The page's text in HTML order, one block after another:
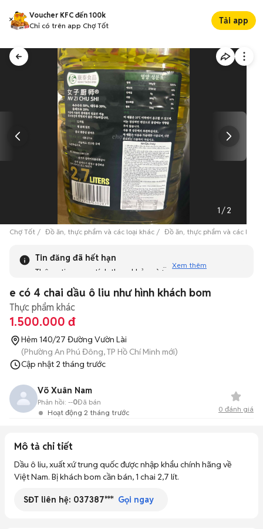
Voucher KFC đến 100k
Chỉ có trên app Chợ Tốt
Tải app
1 /2
Chợ Tốt Đồ ăn, thực phẩm và các loại khác Đồ ăn, thực phẩm và các loại
Tin đăng đã hết hạn
Thông tin mang tính tham khảo và bạn không thể liên hệ
tương tự khác dưới đây nhé!
Xem thêm
e có 4 chai dầu ô liu như hình khách bom
Thực phẩm khác
1.500.000 đ
Hẻm 140/27 Đường Vườn Lài
(Phường An Phú Đông, TP Hồ Chí Minh mới)
Cập nhật 2 tháng trước
Võ Xuân Nam
Hoạt động 2 tháng trước
Phản hồi: --0Đã bán
0 đánh giá
Mô tả chi tiết
Dầu ô liu, xuất xứ trung quốc được nhập khẩu chính hãng về
Việt Nam. Bị khách bom cần bán, 1 chai 2,7 lít.
SĐT liên hệ: 037387*** Gọi ngay